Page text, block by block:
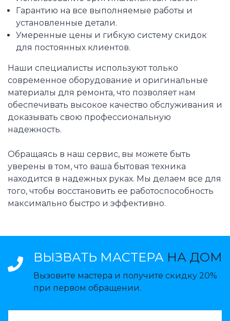
Гарантию на все выполняемые работы и
установленные детали.
Умеренные цены и гибкую систему скидок
для постоянных клиентов.
Наши специалисты используют только
современное оборудование и оригинальные
материалы для ремонта, что позволяет нам
обеспечивать высокое качество обслуживания и
доказывать свою профессиональную
надежность.
Обращаясь в наш сервис, вы можете быть
уверены в том, что ваша бытовая техника
находится в надежных руках. Мы делаем все для
того, чтобы восстановить ее работоспособность
максимально быстро и эффективно.
ВЫЗВАТЬ МАСТЕРА НА ДОМ
Вызовите мастера и получите скидку 20%
при первом обращении.